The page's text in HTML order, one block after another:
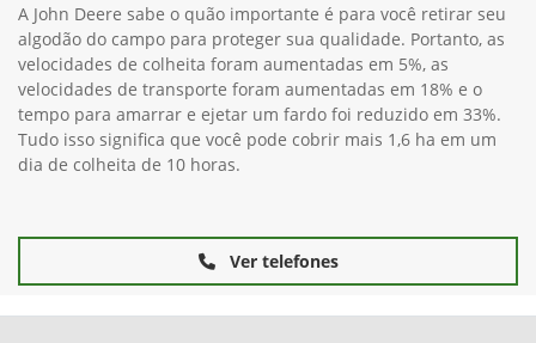
A John Deere sabe o quão importante é para você retirar seu
algodão do campo para proteger sua qualidade. Portanto, as
velocidades de colheita foram aumentadas em 5%, as
velocidades de transporte foram aumentadas em 18% e o
tempo para amarrar e ejetar um fardo foi reduzido em 33%.
Tudo isso significa que você pode cobrir mais 1,6 ha em um
dia de colheita de 10 horas.
Ver telefones